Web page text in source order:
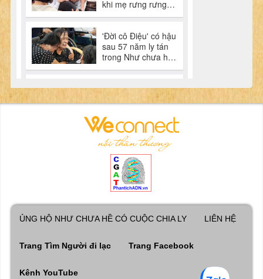
ỦNG HỘ NHƯ CHƯA HỀ CÓ CUỘC CHIA LY LIÊN HỆ
Trang Tìm Người đi lạc Trang Facebook
Kênh YouTube